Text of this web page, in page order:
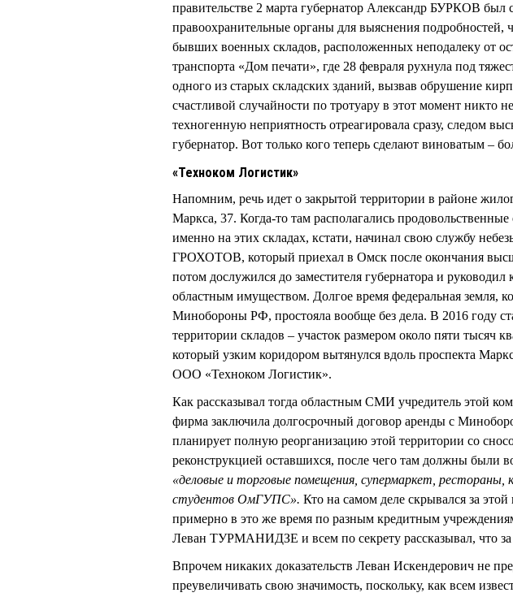
правительстве 2 марта губернатор Александр БУРКОВ был
правоохранительные органы для выяснения подробностей,
бывших военных складов, расположенных неподалеку от
транспорта «Дом печати», где 28 февраля рухнула под
одного из старых складских зданий, вызвав обрушение
счастливой случайности по тротуару в этот момент никто
техногенную неприятность отреагировала сразу, следом
губернатор. Вот только кого теперь сделают виноватым –
«Техноком Логистик»
Напомним, речь идет о закрытой территории в районе
Маркса, 37. Когда-то там располагались
именно на этих складах, кстати, начинал свою службу
ГРОХОТОВ, который приехал в Омск после окончания
потом дослужился до заместителя губернатора и
областным имуществом. Долгое время федеральная земля,
Минобороны РФ, простояла вообще без дела. В 2016 году
территории складов – участок размером около пяти тысяч
который узким коридором вытянулся вдоль проспекта
ООО «Техноком Логистик».
Как рассказывал тогда областным СМИ учредитель этой
фирма заключила долгосрочный договор аренды с
планирует полную реорганизацию этой территории со
реконструкцией оставшихся, после чего там должны были
«деловые и торговые помещения, супермаркет, рестораны,
студентов ОмГУПС». Кто на самом деле скрывался за
примерно в это же время по разным кредитным
Леван ТУРМАНИДЗЕ и всем по секрету рассказывал, что
Впрочем никаких доказательств Леван Искендерович не
преувеличивать свою значимость, поскольку, как всем